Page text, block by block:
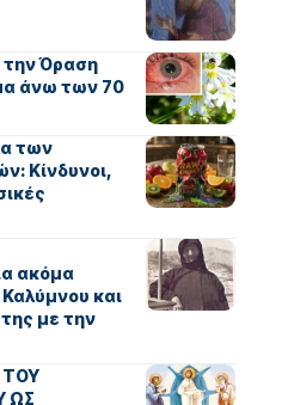
την Όραση
άνω των 70
των
Κίνδυνοι,
ακόμα
και
της με την
ΩΣ